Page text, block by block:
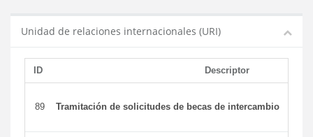
Unidad de relaciones internacionales (URI)
ID Descriptor
89 Tramitación de solicitudes de becas de intercambio